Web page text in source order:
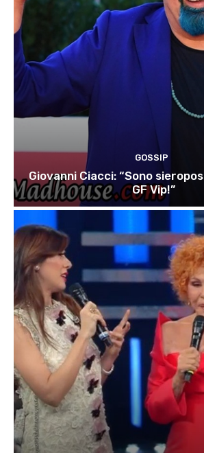
GOSSIP
Giovanni Ciacci: “Sono
GF Vip!”